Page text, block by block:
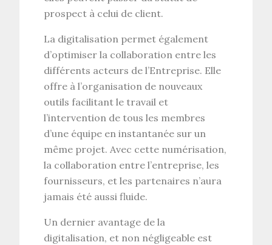
prospect à celui de client.
La digitalisation permet également
d’optimiser la collaboration entre les
différents acteurs de l’Entreprise. Elle
offre à l’organisation de nouveaux
outils facilitant le travail et
l’intervention de tous les membres
d’une équipe en instantanée sur un
même projet. Avec cette numérisation,
la collaboration entre l’entreprise, les
fournisseurs, et les partenaires n’aura
jamais été aussi fluide.
Un dernier avantage de la
digitalisation, et non négligeable est